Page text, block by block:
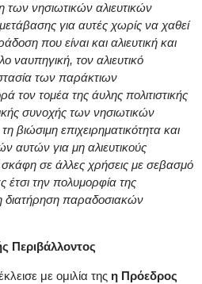
των νησιωτικών αλιευτικών
για αυτές χωρίς να χαθεί
που είναι και αλιευτική και
ναυπηγική, τον αλιευτικό
των παράκτιων
τον τομέα της άυλης πολιτιστικής
συνοχής των νησιωτικών
βιώσιμη επιχειρηματικότητα και
για μη αλιευτικούς
σε άλλες χρήσεις με σεβασμό
έτσι την πολυμορφία της
διατήρηση παραδοσιακών
Περιβάλλοντος
με ομιλία της η Πρόεδρος